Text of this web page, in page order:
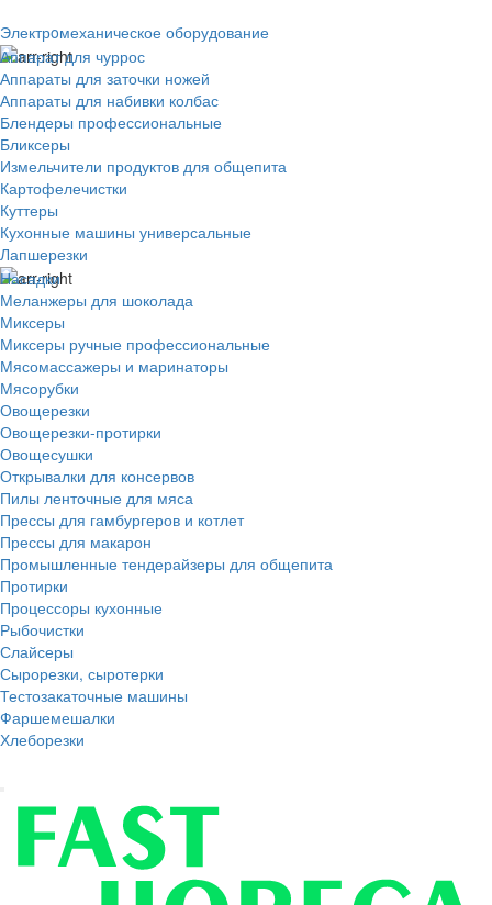
Электрoмеханическое оборудование
Аппарат для чуррос
Аппараты для заточки ножей
Аппараты для набивки колбас
Блендеры профессиональные
Бликсеры
Измельчители продуктов для общепита
Картофелечистки
Куттеры
Кухонные машины универсальные
Лапшерезки
Насадки
Меланжеры для шоколада
Миксеры
Миксеры ручные профессиональные
Мясомассажеры и маринаторы
Мясорубки
Овощерезки
Овощерезки-протирки
Овощесушки
Открывалки для консервов
Пилы ленточные для мяса
Прессы для гамбургеров и котлет
Прессы для макарон
Промышленные тендерайзеры для общепита
Протирки
Процессоры кухонные
Рыбочистки
Слайсеры
Сырорезки, сыротерки
Тестозакаточные машины
Фаршемешалки
Хлеборезки